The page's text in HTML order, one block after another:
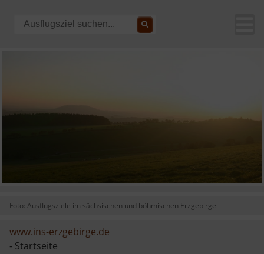
Foto: Ausflugsziele im sächsischen und böhmischen Erzgebirge
www.ins-erzgebirge.de
- Startseite